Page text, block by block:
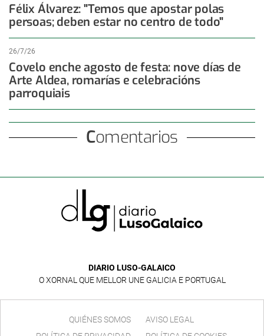
Félix Álvarez: "Temos que apostar polas
persoas; deben estar no centro de todo"
26/7/26
Covelo enche agosto de festa: nove días de
Arte Aldea, romarías e celebracións
parroquiais
Comentarios
DIARIO LUSO-GALAICO
O XORNAL QUE MELLOR UNE GALICIA E PORTUGAL
QUIÉNES SOMOS
AVISO LEGAL